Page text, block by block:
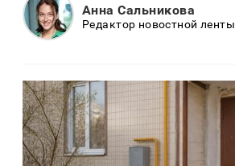
Анна Сальникова
Редактор новостной ленты